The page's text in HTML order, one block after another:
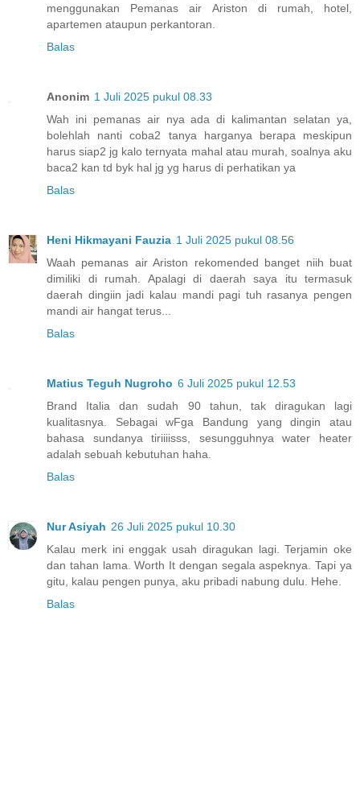
menggunakan Pemanas air Ariston di rumah, hotel,
apartemen ataupun perkantoran.
Balas
Anonim 1 Juli 2025 pukul 08.33
Wah ini pemanas air nya ada di kalimantan selatan ya,
bolehlah nanti coba2 tanya harganya berapa meskipun
harus siap2 jg kalo ternyata mahal atau murah, soalnya aku
baca2 kan td byk hal jg yg harus di perhatikan ya
Balas
Heni Hikmayani Fauzia 1 Juli 2025 pukul 08.56
Waah pemanas air Ariston rekomended banget niih buat
dimiliki di rumah. Apalagi di daerah saya itu termasuk
daerah dingiin jadi kalau mandi pagi tuh rasanya pengen
mandi air hangat terus...
Balas
Matius Teguh Nugroho 6 Juli 2025 pukul 12.53
Brand Italia dan sudah 90 tahun, tak diragukan lagi
kualitasnya. Sebagai wFga Bandung yang dingin atau
bahasa sundanya tiriiiisss, sesungguhnya water heater
adalah sebuah kebutuhan haha.
Balas
Nur Asiyah 26 Juli 2025 pukul 10.30
Kalau merk ini enggak usah diragukan lagi. Terjamin oke
dan tahan lama. Worth It dengan segala aspeknya. Tapi ya
gitu, kalau pengen punya, aku pribadi nabung dulu. Hehe.
Balas